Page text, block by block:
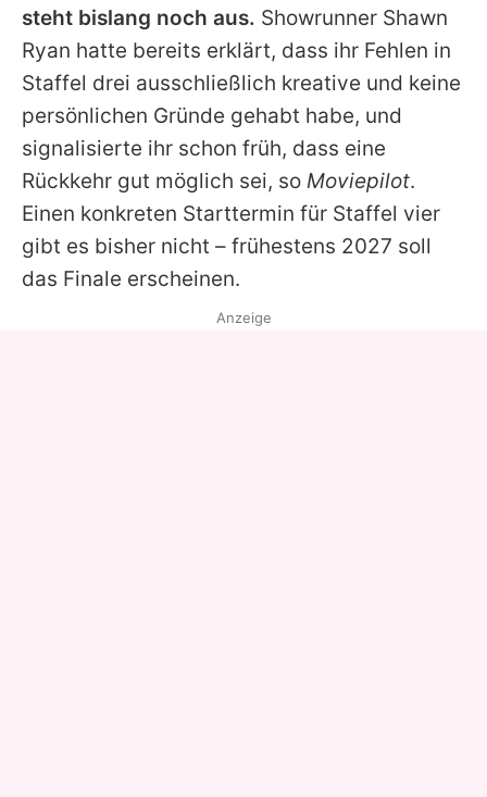
steht bislang noch aus. Showrunner Shawn
Ryan hatte bereits erklärt, dass ihr Fehlen in
Staffel drei ausschließlich kreative und keine
persönlichen Gründe gehabt habe, und
signalisierte ihr schon früh, dass eine
Rückkehr gut möglich sei, so Moviepilot.
Einen konkreten Starttermin für Staffel vier
gibt es bisher nicht – frühestens 2027 soll
das Finale erscheinen.
Anzeige